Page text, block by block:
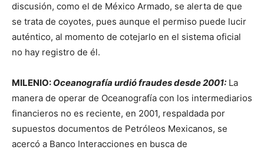
discusión, como el de México Armado, se alerta de que
se trata de coyotes, pues aunque el permiso puede lucir
auténtico, al momento de cotejarlo en el sistema oficial
no hay registro de él.
MILENIO: Oceanografía urdió fraudes desde 2001: La
manera de operar de Oceanografía con los intermediarios
financieros no es reciente, en 2001, respaldada por
supuestos documentos de Petróleos Mexicanos, se
acercó a Banco Interacciones en busca de